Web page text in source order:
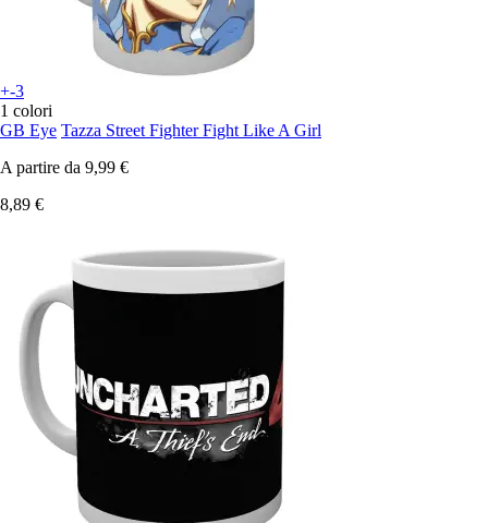
+-3
1 colori
GB Eye Tazza Street Fighter Fight Like A Girl
A partire da 9,99 €
8,89 €